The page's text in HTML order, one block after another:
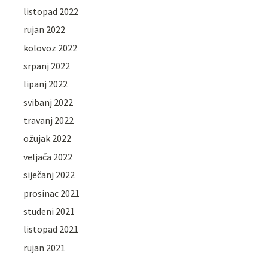
listopad 2022
rujan 2022
kolovoz 2022
srpanj 2022
lipanj 2022
svibanj 2022
travanj 2022
ožujak 2022
veljača 2022
siječanj 2022
prosinac 2021
studeni 2021
listopad 2021
rujan 2021